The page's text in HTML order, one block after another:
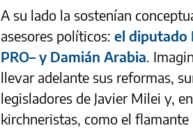
A su lado la sostenían
asesores políticos: el diputado
PRO– y Damián Arabia.
llevar adelante sus reformas,
legisladores de Javier Milei y,
kirchneristas, como el